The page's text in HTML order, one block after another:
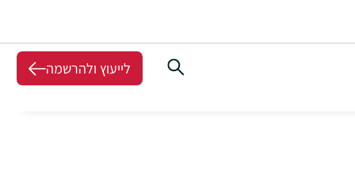
לייעוץ ולהרשמה